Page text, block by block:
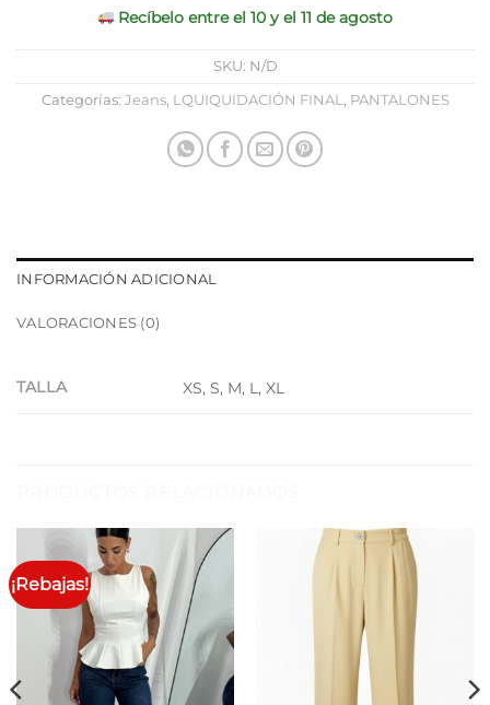
Recíbelo entre el 10 y el 11 de agosto
SKU: N/D
Categorías: Jeans, LQUIQUIDACIÓN FINAL , PANTALONES
INFORMACIÓN ADICIONAL
VALORACIONES (0)
TALLA XS, S, M, L, XL
¡Rebajas!